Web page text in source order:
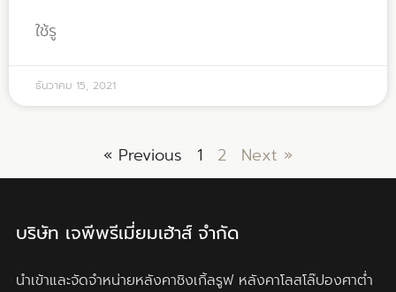
ใช้รู
ธันวาคม 15, 2021
« Previous 1 2 Next »
บริษัท เจพีพรีเมี่ยมเฮ้าส์ จำกัด
นำเข้าและจัดจำหน่ายหลังคาชิงเกิ้ลรูฟ หลังคาโลสโล๊ปองศาต่ำ